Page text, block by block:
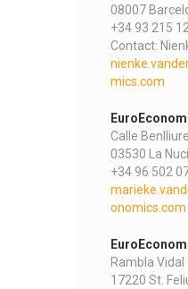
08007
+34 93 215
Contact:
mics.com
Calle
03530 La
+34 96 502
onomics.com
Rambla Vidal
17220 St.